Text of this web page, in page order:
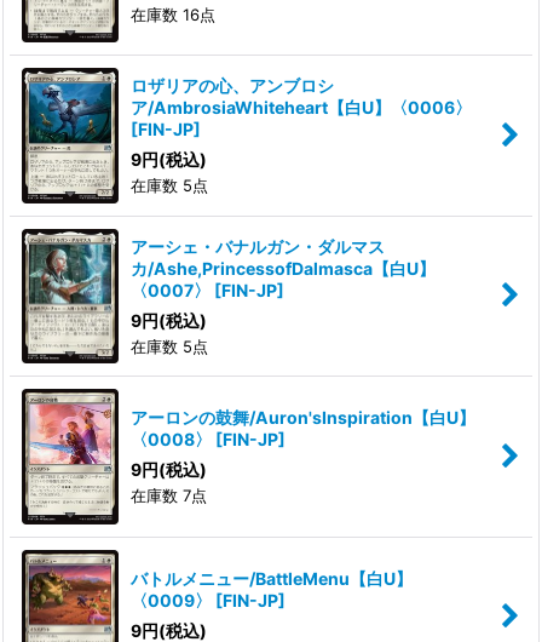
在庫数 16点
ロザリアの心、アンブロシ
ア/AmbrosiaWhiteheart【白U】〈0006〉
[FIN-JP]
9円(税込)
在庫数 5点
アーシェ・バナルガン・ダルマス
カ/Ashe,PrincessofDalmasca【白U】
〈0007〉
[FIN-JP]
9円(税込)
在庫数 5点
アーロンの鼓舞/Auron'sInspiration【白U】
〈0008〉
[FIN-JP]
9円(税込)
在庫数 7点
バトルメニュー/BattleMenu【白U】
〈0009〉
[FIN-JP]
9円(税込)